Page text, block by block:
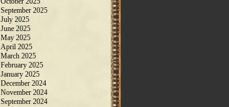
September 2025
July 2025
June 2025
May 2025
April 2025
March 2025
February 2025
January 2025
December 2024
November 2024
September 2024